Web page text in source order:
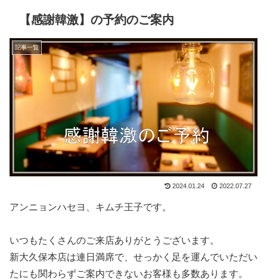
【感謝韓激】の予約のご案内
記事一覧
2024.01.24 2022.07.27
アンニョンハセヨ、キムチ王子です。
いつもたくさんのご来店ありがとうございます。
新大久保本店は連日満席で、せっかく足を運んでいただい
たにも関わらずご案内できないお客様も多数あります。